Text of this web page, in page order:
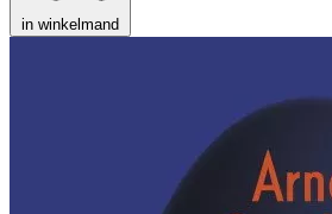
in winkelmand